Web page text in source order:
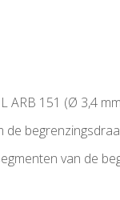
ARB 151 (Ø 3,4
de
van de